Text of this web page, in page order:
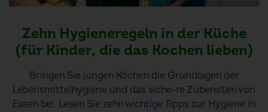
Zehn Hygieneregeln in der Küche
(für Kinder, die das Kochen lieben)
Bringen Sie jungen Köchen die Grundlagen der
Lebensmittelhygiene und das siche-re Zubereiten von
Essen bei. Lesen Sie zehn wichtige Tipps zur Hygiene in